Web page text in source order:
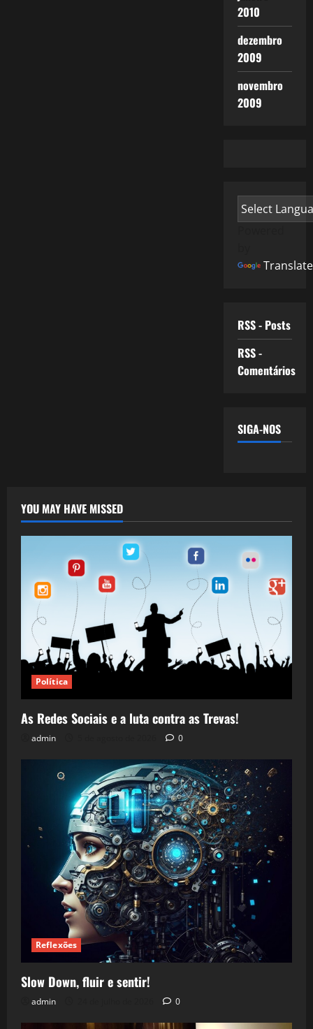
2010
dezembro
2009
novembro
2009
Translate
RSS - Posts
RSS -
Comentários
SIGA-NOS
YOU MAY HAVE MISSED
Política
As Redes Sociais e a luta contra as Trevas!
admin 0
Reflexões
Slow Down, fluir e sentir!
admin 0